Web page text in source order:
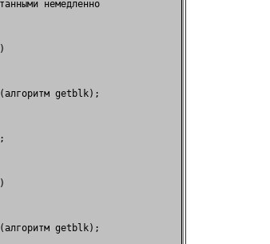
немедленно
в кеше)
{
getblk);
неверные)
с диска;
}
в кеше)
{
getblk);